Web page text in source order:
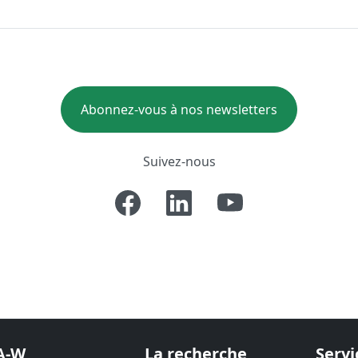
Abonnez-vous à nos newsletters
Suivez-nous
W La recherche